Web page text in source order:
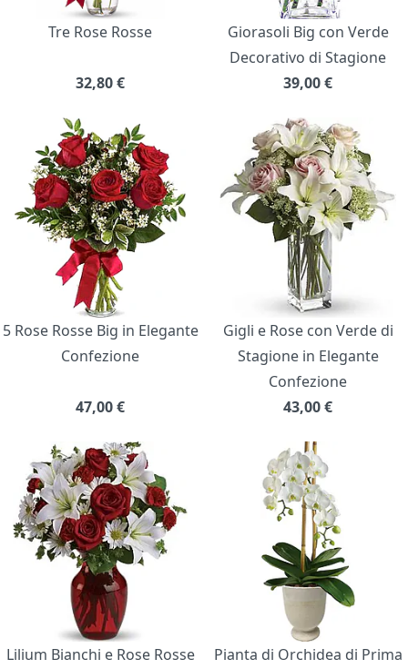
Tre Rose Rosse
32,80€
Giorasoli Big con Verde
Decorativo di Stagione
39,00€
5 Rose Rosse Big in Elegante
Confezione
47,00€
Gigli e Rose con Verde di
Stagione in Elegante
Confezione
43,00€
Lilium Bianchi e Rose Rosse
Pianta di Orchidea di Prima